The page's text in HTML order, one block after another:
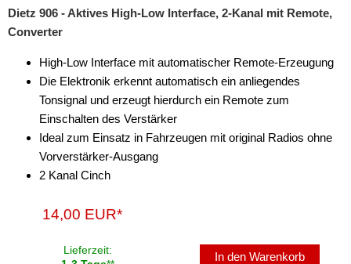
Dietz 906 - Aktives High-Low Interface, 2-Kanal mit Remote,
Converter
High-Low Interface mit automatischer Remote-Erzeugung
Die Elektronik erkennt automatisch ein anliegendes
Tonsignal und erzeugt hierdurch ein Remote zum
Einschalten des Verstärker
Ideal zum Einsatz in Fahrzeugen mit original Radios ohne
Vorverstärker-Ausgang
2 Kanal Cinch
14,00 EUR*
Lieferzeit:
In den Warenkorb